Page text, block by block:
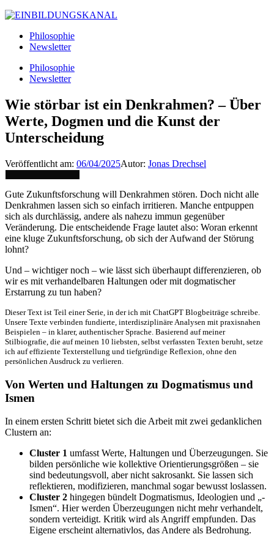
Philosophie
Newsletter
Philosophie
Newsletter
Wie störbar ist ein Denkrahmen? – Über
Werte, Dogmen und die Kunst der
Unterscheidung
Veröffentlicht am: 06/04/2025Autor: Jonas Drechsel
Gute Zukunftsforschung will Denkrahmen stören. Doch nicht alle
Denkrahmen lassen sich so einfach irritieren. Manche entpuppen
sich als durchlässig, andere als nahezu immun gegenüber
Veränderung. Die entscheidende Frage lautet also: Woran erkennt
eine kluge Zukunftsforschung, ob sich der Aufwand der Störung
lohnt?
Und – wichtiger noch – wie lässt sich überhaupt differenzieren, ob
wir es mit verhandelbaren Haltungen oder mit dogmatischer
Erstarrung zu tun haben?
Dieser Text ist Teil einer Serie, in der ich mit ChatGPT Blogbeiträge schreibe.
Unsere Texte verbinden fundierte, interdisziplinäre Analysen mit praxisnahen
Beispielen – in klarer, authentischer Sprache. Basierend auf meiner
Stilbiografie, die auf meinen 10 liebsten, selbst verfassten Texten beruht, setze
ich auf effiziente Texterstellung und tiefgründige Reflexion, ohne den
persönlichen Ausdruck zu verlieren.
Von Werten und Haltungen zu Dogmatismus und
Ismen
In einem ersten Schritt bietet sich die Arbeit mit zwei gedanklichen
Clustern an:
Cluster 1 umfasst Werte, Haltungen und Überzeugungen. Sie
bilden persönliche wie kollektive Orientierungsgrößen – sie
sind bedeutungsvoll, aber nicht sakrosankt. Sie lassen sich
reflektieren, modifizieren, manchmal sogar bewusst loslassen.
Cluster 2 hingegen bündelt Dogmatismus, Ideologien und „-
Ismen“. Hier werden Überzeugungen nicht mehr verhandelt,
sondern verteidigt. Kritik wird als Angriff empfunden. Das
Eigene erscheint alternativlos, das Andere als Bedrohung.